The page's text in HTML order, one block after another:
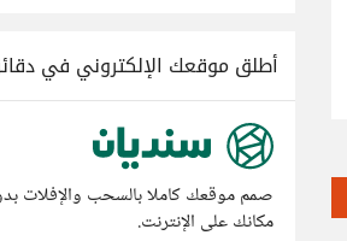
أطلق موقعك الإلكتروني في
صمم موقعك كاملا بالسحب والإفلات
مكانك على الإنترنت.